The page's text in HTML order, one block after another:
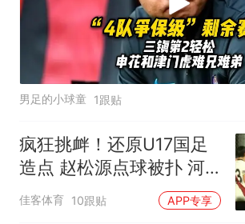
男足的小球童 1跟贴
疯狂挑衅！还原U17国足
造点 赵松源点球被扑 河
床挑衅找事
佳客体育 10跟贴 APP专享